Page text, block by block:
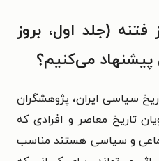
(جلد اول، بروز
پیشنهاد می‌کنیم؟
سیاسی ایران، پژوهشگران
تاریخ معاصر و افرادی که
و سیاسی هستند مناسب